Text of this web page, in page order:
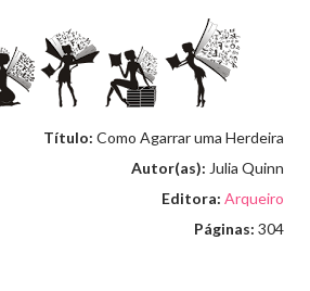
Título: Como Agarrar uma Herdeira
Autor(as): Julia Quinn
Editora: Arqueiro
Páginas: 304